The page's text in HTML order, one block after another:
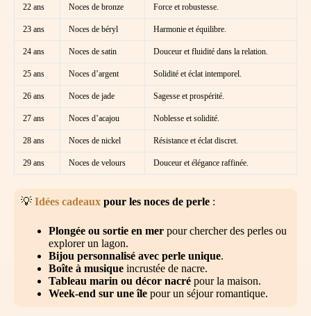
22 ans Noces de bronze Force et robustesse.
23 ans Noces de béryl Harmonie et équilibre.
24 ans Noces de satin Douceur et fluidité dans la relation.
25 ans Noces d’argent Solidité et éclat intemporel.
26 ans Noces de jade Sagesse et prospérité.
27 ans Noces d’acajou Noblesse et solidité.
28 ans Noces de nickel Résistance et éclat discret.
29 ans Noces de velours Douceur et élégance raffinée.
💡 Idées cadeaux pour les noces de perle :
Plongée ou sortie en mer pour chercher des perles ou
explorer un lagon.
Bijou personnalisé avec perle unique.
Boîte à musique incrustée de nacre.
Tableau marin ou décor nacré pour la maison.
Week-end sur une île pour un séjour romantique.